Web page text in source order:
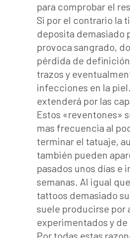
para comprobar el
Si por el contrario la
deposita demasiado
provoca sangrado,
pérdida de
trazos y
infecciones en la
extenderá por las
Estos «reventones»
mas frecuencia al
terminar el tatuaje,
también pueden
pasados unos días e
semanas. Al igual
tattoos demasiado
suele producirse por
experimentados y de
Por todas estas